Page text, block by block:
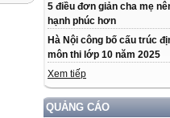
5 điều đơn giản cha mẹ
hạnh phúc hơn
Hà Nội công bố cấu trúc
môn thi lớp 10 năm 2025
Xem tiếp
QUẢNG CÁO